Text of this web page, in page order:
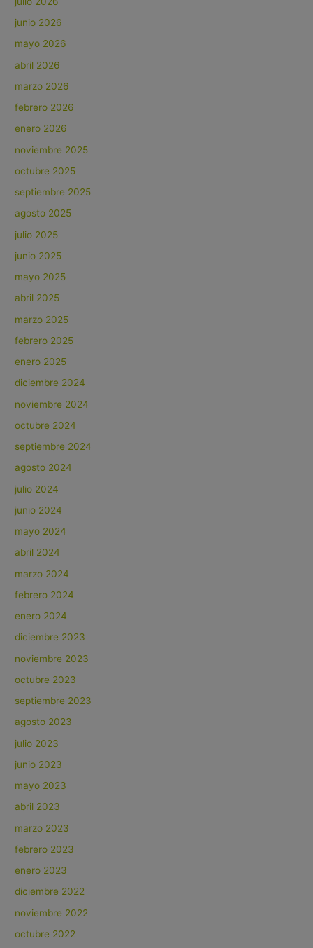
junio 2026
mayo 2026
abril 2026
marzo 2026
febrero 2026
enero 2026
noviembre 2025
octubre 2025
septiembre 2025
agosto 2025
julio 2025
junio 2025
mayo 2025
abril 2025
marzo 2025
febrero 2025
enero 2025
diciembre 2024
noviembre 2024
octubre 2024
septiembre 2024
agosto 2024
julio 2024
junio 2024
mayo 2024
abril 2024
marzo 2024
febrero 2024
enero 2024
diciembre 2023
noviembre 2023
octubre 2023
septiembre 2023
agosto 2023
julio 2023
junio 2023
mayo 2023
abril 2023
marzo 2023
febrero 2023
enero 2023
diciembre 2022
noviembre 2022
octubre 2022